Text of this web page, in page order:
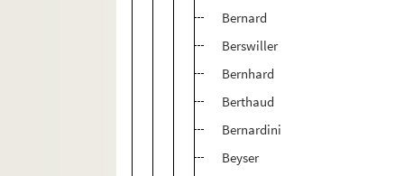
Bernard
Berswiller
Bernhard
Berthaud
Bernardini
Beyser